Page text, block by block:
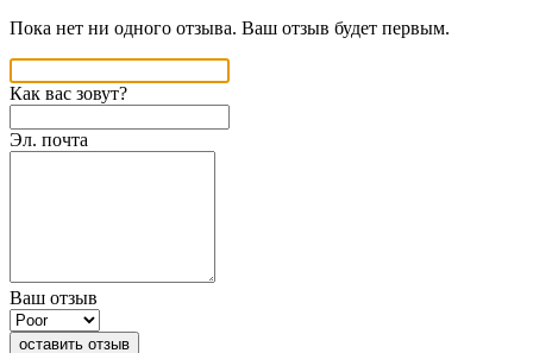
Пока нет ни одного отзыва. Ваш отзыв будет первым.
Как вас зовут?
Эл. почта
Ваш отзыв
оставить отзыв